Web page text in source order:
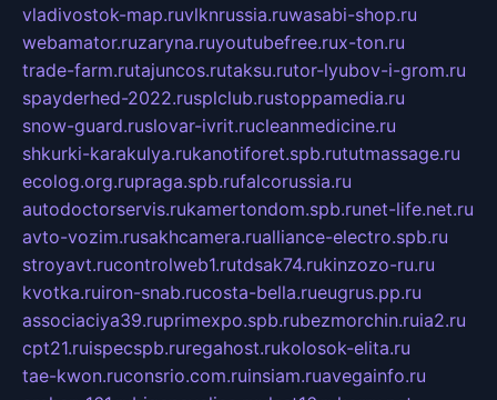
vladivostok-map.ruvlknrussia.ruwasabi-shop.ru
webamator.ruzaryna.ruyoutubefree.rux-ton.ru
trade-farm.rutajuncos.rutaksu.rutor-lyubov-i-grom.ru
spayderhed-2022.rusplclub.rustoppamedia.ru
snow-guard.ruslovar-ivrit.rucleanmedicine.ru
shkurki-karakulya.rukanotiforet.spb.rututmassage.ru
ecolog.org.rupraga.spb.rufalcorussia.ru
autodoctorservis.rukamertondom.spb.runet-life.net.ru
avto-vozim.rusakhcamera.rualliance-electro.spb.ru
stroyavt.rucontrolweb1.rutdsak74.rukinzozo-ru.ru
kvotka.ruiron-snab.rucosta-bella.rueugrus.pp.ru
associaciya39.ruprimexpo.spb.rubezmorchin.ruia2.ru
cpt21.ruispecspb.ruregahost.rukolosok-elita.ru
tae-kwon.ruconsrio.com.ruinsiam.ruavegainfo.ru